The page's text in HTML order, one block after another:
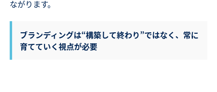
ながります。
ブランディングは“構築して終わり”ではなく、常に
育てていく視点が必要